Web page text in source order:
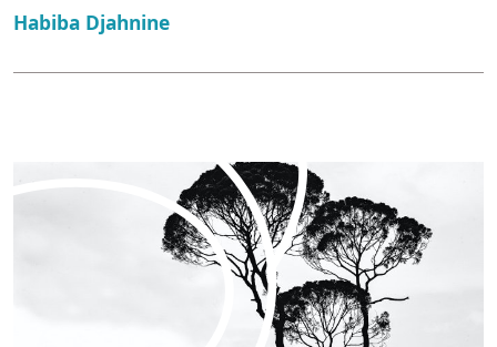
Habiba Djahnine